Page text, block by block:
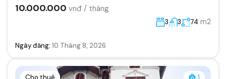
10.000.000 vnđ / tháng
3 3 74 m2
Ngày đăng: 10 Tháng 8, 2026
Cho thuê 1